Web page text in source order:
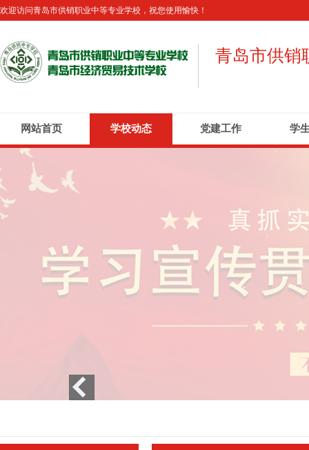
欢迎访问青岛市供销职业中等专业学校，祝您使用愉快！
青岛市供销
网站首页 学校动态 党建工作 学